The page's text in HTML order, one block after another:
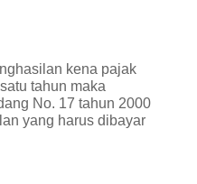
kena pajak
tahun maka
No. 17 tahun 2000
yang harus dibayar